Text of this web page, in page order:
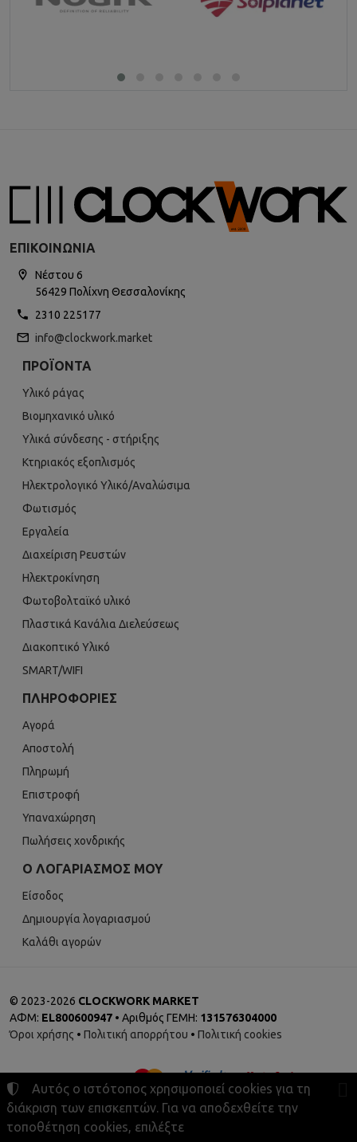
ΕΠΙΚΟΙΝΩΝΊΑ
Νέστου 6
56429 Πολίχνη Θεσσαλονίκης
2310 225177
info@clockwork.market
ΠΡΟΪΌΝΤΑ
Υλικό ράγας
Βιομηχανικό υλικό
Υλικά σύνδεσης - στήριξης
Κτηριακός εξοπλισμός
Ηλεκτρολογικό Υλικό/Αναλώσιμα
Φωτισμός
Εργαλεία
Διαχείριση Ρευστών
Ηλεκτροκίνηση
Φωτοβολταϊκό υλικό
Πλαστικά Κανάλια Διελεύσεως
Διακοπτικό Υλικό
SMART/WIFI
ΠΛΗΡΟΦΟΡΊΕΣ
Αγορά
Αποστολή
Πληρωμή
Επιστροφή
Υπαναχώρηση
Πωλήσεις χονδρικής
Ο ΛΟΓΑΡΙΑΣΜΌΣ ΜΟΥ
Είσοδος
Δημιουργία λογαριασμού
Καλάθι αγορών
© 2023-2026 CLOCKWORK MARKET
ΑΦΜ: EL800600947 • Αριθμός ΓΕΜΗ: 131576304000
Όροι χρήσης • Πολιτική απορρήτου • Πολιτική cookies
Αυτός ο ιστότοπος χρησιμοποιεί cookies για τη
διάκριση των επισκεπτών. Για να αποδεχθείτε την
τοποθέτηση cookies, επιλέξτε